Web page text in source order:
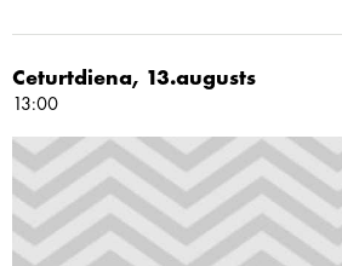
Ceturtdiena, 13.augusts
13:00